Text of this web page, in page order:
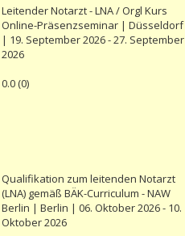
Leitender Notarzt - LNA / Orgl Kurs
Online-Präsenzseminar | Düsseldorf
| 19. September 2026 - 27. September
2026
0.0(0)
Qualifikation zum leitenden Notarzt
(LNA) gemäß BÄK-Curriculum - NAW
Berlin | Berlin | 06. Oktober 2026 - 10.
Oktober 2026